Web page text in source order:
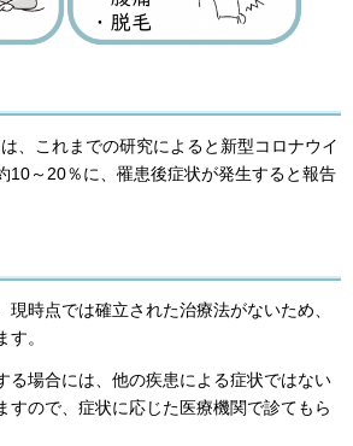
、これまでの研究によると新型コロナウイ
10～20％に、罹患後症状が発生すると報告
現時点では確立された治療法がないため、
。
る場合には、他の疾患による症状ではない
すので、症状に応じた医療機関で診てもら